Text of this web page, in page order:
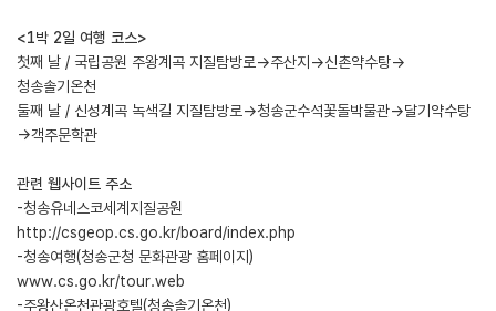
<1박 2일 여행 코스>
첫째 날 / 국립공원 주왕계곡 지질탐방로→주산지→신촌약수탕→
청송솔기온천
둘째 날 / 신성계곡 녹색길 지질탐방로→청송군수석꽃돌박물관→달기약수탕
→객주문학관
관련 웹사이트 주소
-청송유네스코세계지질공원
http://csgeop.cs.go.kr/board/index.php
-청송여행(청송군청 문화관광 홈페이지)
www.cs.go.kr/tour.web
-주왕산온천관광호텔(청송솔기온천)